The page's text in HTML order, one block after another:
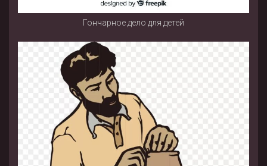
Гончарное дело для детей